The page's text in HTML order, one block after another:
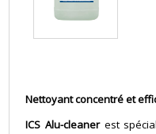
Nettoyant concentré et
ICS Alu-cleanerest